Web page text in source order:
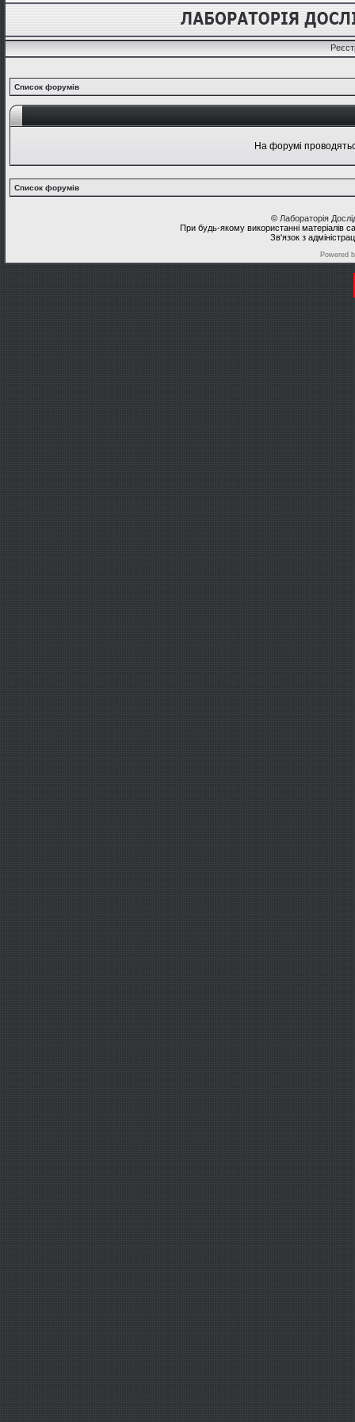
Список форумів
На форумі
Список форумів
© Лабораторія
При будь-якому використанні матеріалів
Зв'язок з
Powered